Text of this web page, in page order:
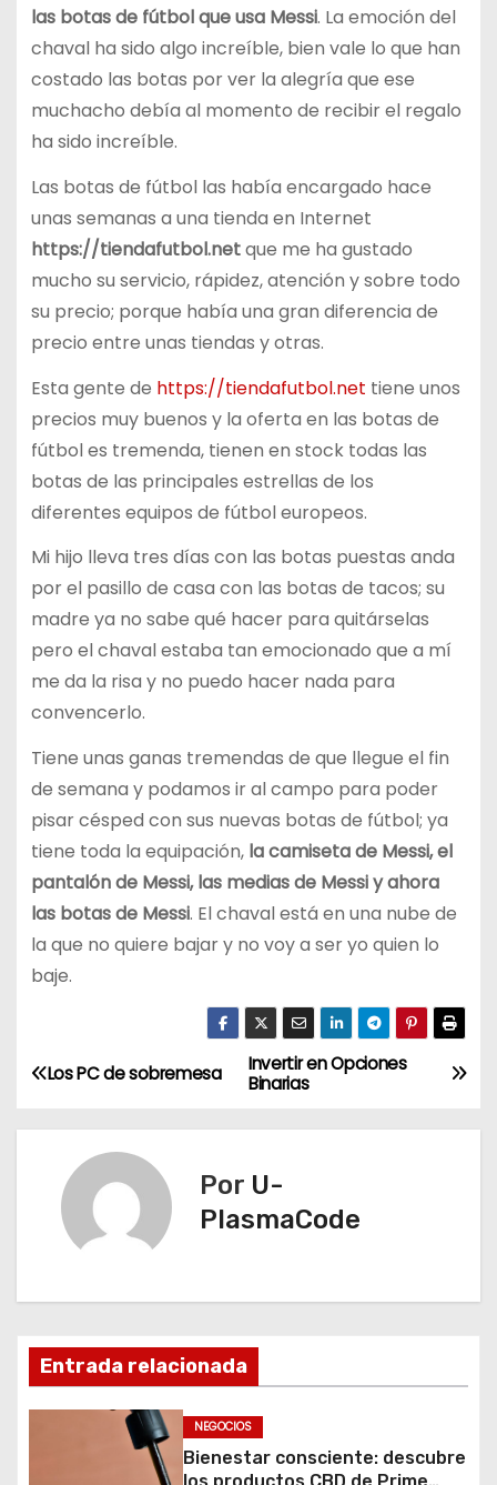
las botas de fútbol que usa Messi. La emoción del
chaval ha sido algo increíble, bien vale lo que han
costado las botas por ver la alegría que ese
muchacho debía al momento de recibir el regalo
ha sido increíble.
Las botas de fútbol las había encargado hace
unas semanas a una tienda en Internet
https://tiendafutbol.netque me ha gustado
mucho su servicio, rápidez, atención y sobre todo
su precio; porque había una gran diferencia de
precio entre unas tiendas y otras.
Esta gente de https://tiendafutbol.net tiene unos
precios muy buenos y la oferta en las botas de
fútbol es tremenda, tienen en stock todas las
botas de las principales estrellas de los
diferentes equipos de fútbol europeos.
Mi hijo lleva tres días con las botas puestas anda
por el pasillo de casa con las botas de tacos; su
madre ya no sabe qué hacer para quitárselas
pero el chaval estaba tan emocionado que a mí
me da la risa y no puedo hacer nada para
convencerlo.
Tiene unas ganas tremendas de que llegue el fin
de semana y podamos ir al campo para poder
pisar césped con sus nuevas botas de fútbol; ya
tiene toda la equipación, la camiseta de Messi, el
pantalón de Messi, las medias de Messi y ahora
las botas de Messi. El chaval está en una nube de
la que no quiere bajar y no voy a ser yo quien lo
baje.
N
a
a
c
i
Invertir en Opciones
Binarias
Los PC de sobremesa
Por U-
PlasmaCode
Entrada relacionada
NEGOCIOS
Bienestar consciente: descubre